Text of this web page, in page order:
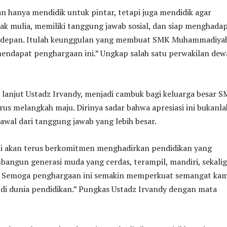
hanya mendidik untuk pintar, tetapi juga mendidik agar
mulia, memiliki tanggung jawab sosial, dan siap
Itulah keunggulan yang membuat SMK
penghargaan ini.” Ungkap salah satu perwakilan
Ustadz Irvandy, menjadi cambuk bagi keluarga besar
melangkah maju. Dirinya sadar bahwa apresiasi ini
dari tanggung jawab yang lebih besar.
akan terus berkomitmen menghadirkan pendidikan yang
generasi muda yang cerdas, terampil, mandiri,
penghargaan ini semakin memperkuat semangat
dunia pendidikan.” Pungkas Ustadz Irvandy dengan mata